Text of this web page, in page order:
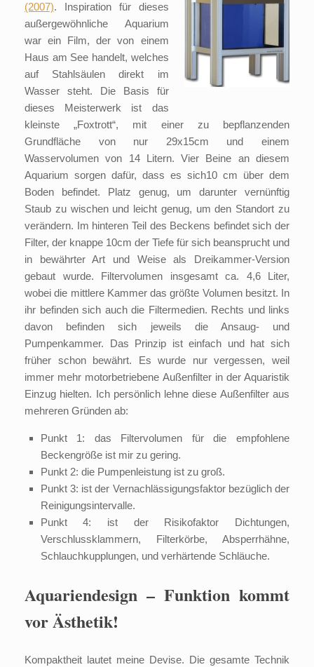
(2007). Inspiration für dieses
außergewöhnliche Aquarium
war ein Film, der von einem
Haus am See handelt, welches
auf Stahlsäulen direkt im
Wasser steht. Die Basis für
dieses Meisterwerk ist das
kleinste „Foxtrott“, mit einer zu bepflanzenden
Grundfläche von nur 29x15cm und einem
Wasservolumen von 14 Litern. Vier Beine an diesem
Aquarium sorgen dafür, dass es sich10 cm über dem
Boden befindet. Platz genug, um darunter vernünftig
Staub zu wischen und leicht genug, um den Standort zu
verändern. Im hinteren Teil des Beckens befindet sich der
Filter, der knappe 10cm der Tiefe für sich beansprucht und
in bewährter Art und Weise als Dreikammer-Version
gebaut wurde. Filtervolumen insgesamt ca. 4,6 Liter,
wobei die mittlere Kammer das größte Volumen besitzt. In
ihr befinden sich auch die Filtermedien. Rechts und links
davon befinden sich jeweils die Ansaug- und
Pumpenkammer. Das Prinzip ist einfach und hat sich
früher schon bewährt. Es wurde nur vergessen, weil
immer mehr motorbetriebene Außenfilter in der Aquaristik
Einzug hielten. Ich persönlich lehne diese Außenfilter aus
mehreren Gründen ab:
Punkt 1: das Filtervolumen für die empfohlene
Beckengröße ist mir zu gering.
Punkt 2: die Pumpenleistung ist zu groß.
Punkt 3: ist der Vernachlässigungsfaktor bezüglich der
Reinigungsintervalle.
Punkt 4: ist der Risikofaktor Dichtungen,
Verschlussklammern, Filterkörbe, Absperrhähne,
Schlauchkupplungen, und verhärtende Schläuche.
Aquariendesign – Funktion kommt
vor Ästhetik!
Kompaktheit lautet meine Devise. Die gesamte Technik